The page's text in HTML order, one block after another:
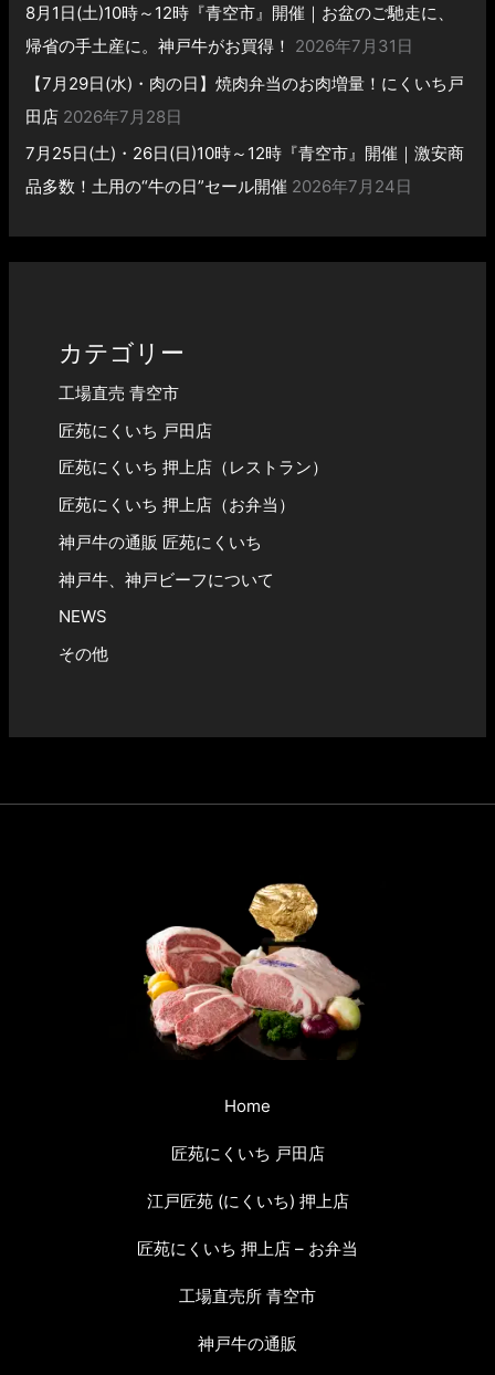
8月1日(土)10時～12時『青空市』開催｜お盆のご馳走に、
帰省の手土産に。神戸牛がお買得！ 2026年7月31日
【7月29日(水)・肉の日】焼肉弁当のお肉増量！にくいち戸
田店 2026年7月28日
7月25日(土)・26日(日)10時～12時『青空市』開催｜激安商
品多数！土用の“牛の日”セール開催 2026年7月24日
カテゴリー
工場直売 青空市
匠苑にくいち 戸田店
匠苑にくいち 押上店（レストラン）
匠苑にくいち 押上店（お弁当）
神戸牛の通販 匠苑にくいち
神戸牛、神戸ビーフについて
NEWS
その他
Home
匠苑にくいち 戸田店
江戸匠苑 (にくいち) 押上店
匠苑にくいち 押上店 – お弁当
工場直売所 青空市
神戸牛の通販